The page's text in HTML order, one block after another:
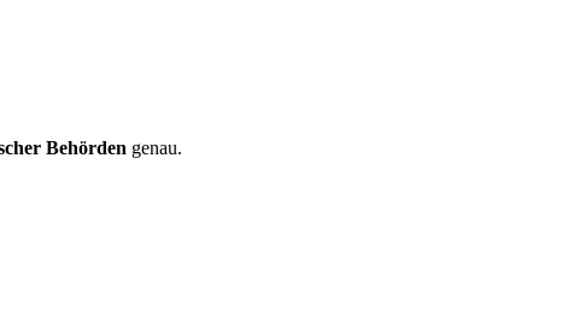
Behörden genau.